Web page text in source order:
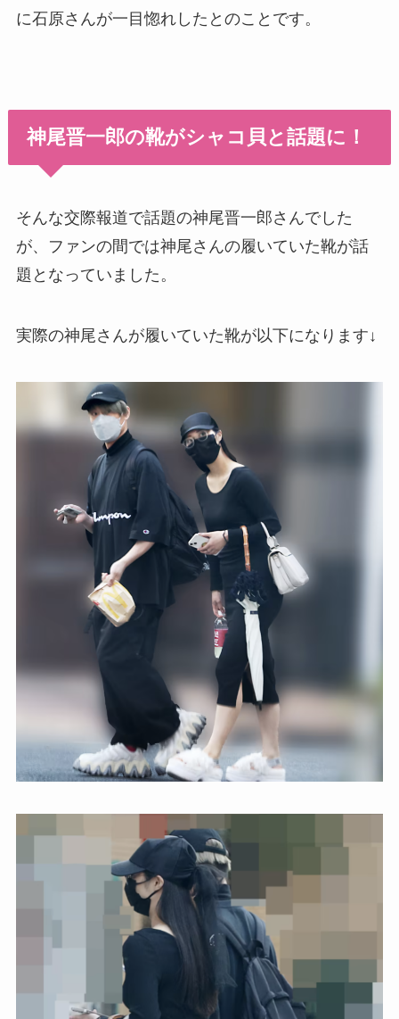
に石原さんが一目惚れしたとのことです。
神尾晋一郎の靴がシャコ貝と話題に！
そんな交際報道で話題の神尾晋一郎さんでした
が、ファンの間では神尾さんの履いていた靴が話
題となっていました。
実際の神尾さんが履いていた靴が以下になります↓